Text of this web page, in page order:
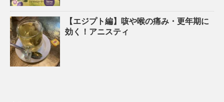
【エジプト編】咳や喉の痛み・更年期に
効く！アニスティ